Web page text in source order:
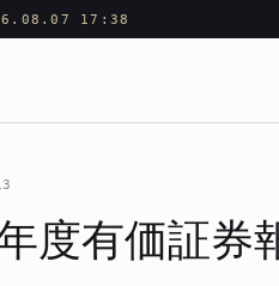
17:38
度有価証券